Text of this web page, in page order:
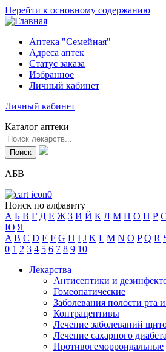
Перейти к основному содержанию
Аптека "Семейная"
Адреса аптек
Статус заказа
Избранное
Личный кабинет
Личный кабинет
Каталог аптеки
АБВ
0
Поиск по алфавиту
А Б В Г Д Е Ж З И Й К Л М Н О П Р С
Ю Я
A B C D E F G H I J K L M N O P Q R
0 1 2 3 4 5 6 7 8 9 10
Лекарства
Антисептики и
Гомеопатические
Заболевания полости рта
Контрацептивы
Лечение заболеваний
Лечение сахарного диабета
Противогеморроидальные